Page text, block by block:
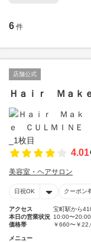
6 件
店舗公式
Ｈａｉｒ Ｍａｋ
4.01
美容室・ヘアサロン
日祝OK クーポン
アクセス
宝町駅から
本日の営業状況 10:00〜20:00
価格帯
￥660〜￥
メニュー